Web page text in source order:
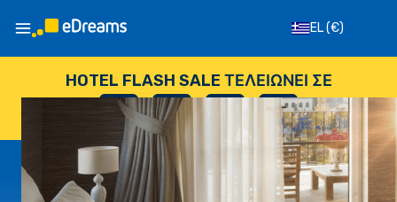
EL(€)
HOTEL FLASH SALE ΤΕΛΕΙΏΝΕΙ ΣΕ
--
ΗΜΈΡΕΣ
: --
ΏΡΕΣ
: --
ΔΕΥΤΕΡΌΛΕΠΤΑ